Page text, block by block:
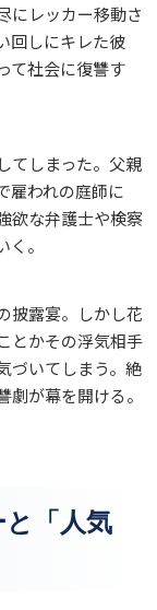
にレッカー移動さ
回しにキレた彼
て社会に復讐す
てしまった。父親
雇われの庭師に
欲な弁護士や検察
。
披露宴。しかし花
とかその浮気相手
づいてしまう。絶
が幕を開ける。
と「人気